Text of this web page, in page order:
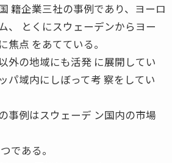
籍企業三社の事例であり、ヨーロ
、 とくにスウェーデンからヨー
焦点 をあてている。
外の地域にも活発 に展開してい
パ域内にしぼって考 察をしてい
事例はスウェーデ ン国内の市場
である。